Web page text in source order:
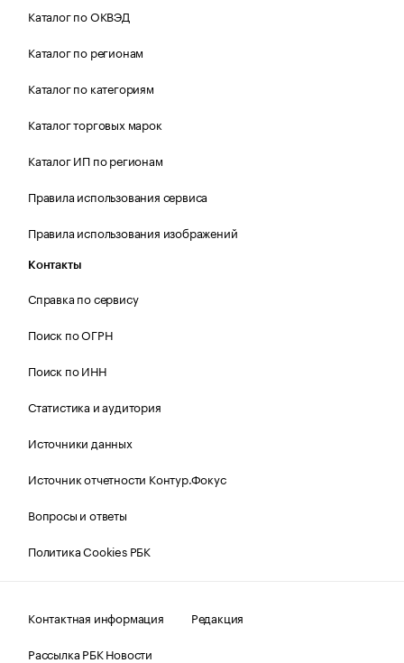
Каталог по ОКВЭД
Каталог по регионам
Каталог по категориям
Каталог торговых марок
Каталог ИП по регионам
Правила использования сервиса
Правила использования изображений
Контакты
Справка по сервису
Поиск по ОГРН
Поиск по ИНН
Статистика и аудитория
Источники данных
Источник отчетности Контур.Фокус
Вопросы и ответы
Политика Cookies РБК
Контактная информация
Редакция
Рассылка РБК Новости